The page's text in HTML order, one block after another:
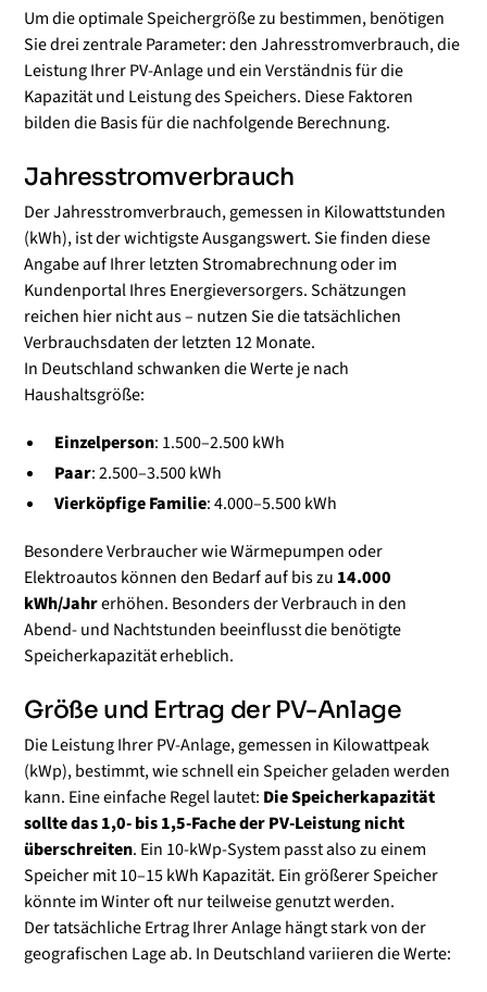
Um die optimale Speichergröße zu bestimmen, benötigen
Sie drei zentrale Parameter: den Jahresstromverbrauch, die
Leistung Ihrer PV-Anlage und ein Verständnis für die
Kapazität und Leistung des Speichers. Diese Faktoren
bilden die Basis für die nachfolgende Berechnung.
Jahresstromverbrauch
Der Jahresstromverbrauch, gemessen in Kilowattstunden
(kWh), ist der wichtigste Ausgangswert. Sie finden diese
Angabe auf Ihrer letzten Stromabrechnung oder im
Kundenportal Ihres Energieversorgers. Schätzungen
reichen hier nicht aus – nutzen Sie die tatsächlichen
Verbrauchsdaten der letzten 12 Monate.
In Deutschland schwanken die Werte je nach
Haushaltsgröße:
Einzelperson: 1.500–2.500 kWh
Paar: 2.500–3.500 kWh
Vierköpfige Familie: 4.000–5.500 kWh
Besondere Verbraucher wie Wärmepumpen oder
Elektroautos können den Bedarf auf bis zu 14.000
kWh/Jahrerhöhen. Besonders der Verbrauch in den
Abend- und Nachtstunden beeinflusst die benötigte
Speicherkapazität erheblich.
Größe und Ertrag der PV-Anlage
Die Leistung Ihrer PV-Anlage, gemessen in Kilowattpeak
(kWp), bestimmt, wie schnell ein Speicher geladen werden
kann. Eine einfache Regel lautet: Die Speicherkapazität
sollte das 1,0- bis 1,5-Fache der PV-Leistung nicht
überschreiten. Ein 10-kWp-System passt also zu einem
Speicher mit 10–15 kWh Kapazität. Ein größerer Speicher
könnte im Winter oft nur teilweise genutzt werden.
Der tatsächliche Ertrag Ihrer Anlage hängt stark von der
geografischen Lage ab. In Deutschland variieren die Werte: